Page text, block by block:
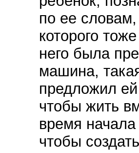
по ее
которого
него была
машина,
предложил ей
чтобы жить
время
чтобы